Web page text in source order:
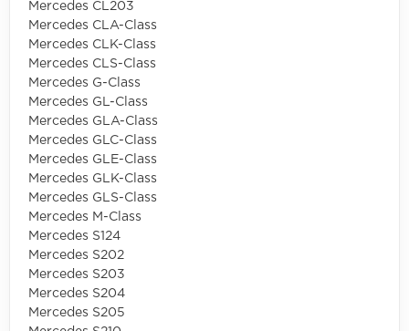
Mercedes CL203
Mercedes CLA-Class
Mercedes CLK-Class
Mercedes CLS-Class
Mercedes G-Class
Mercedes GL-Class
Mercedes GLA-Class
Mercedes GLC-Class
Mercedes GLE-Class
Mercedes GLK-Class
Mercedes GLS-Class
Mercedes M-Class
Mercedes S124
Mercedes S202
Mercedes S203
Mercedes S204
Mercedes S205